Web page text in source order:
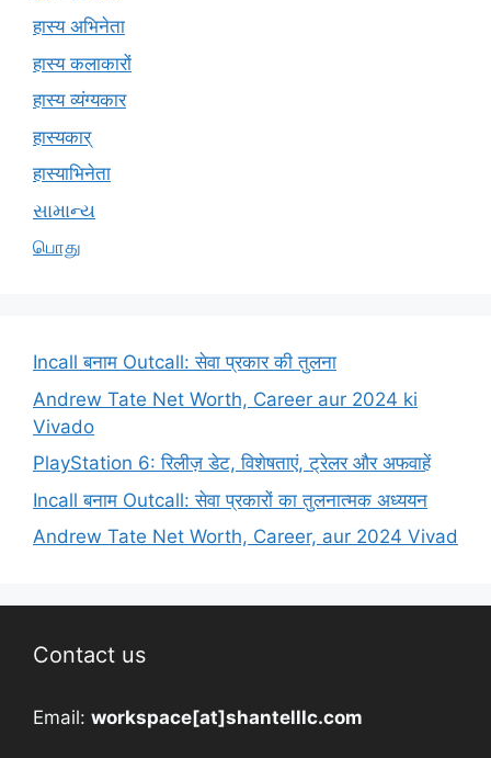
हास्य अभिनेता
हास्य कलाकारों
हास्य व्यंग्यकार
हास्यकार्
हास्याभिनेता
સામાન્ય
பொது
Incall बनाम Outcall: सेवा प्रकार की तुलना
Andrew Tate Net Worth, Career aur 2024 ki
Vivado
PlayStation 6: रिलीज़ डेट, विशेषताएं, ट्रेलर और अफवाहें
Incall बनाम Outcall: सेवा प्रकारों का तुलनात्मक अध्ययन
Andrew Tate Net Worth, Career, aur 2024 Vivad
Contact us
Email: workspace[at]shantelllc.com